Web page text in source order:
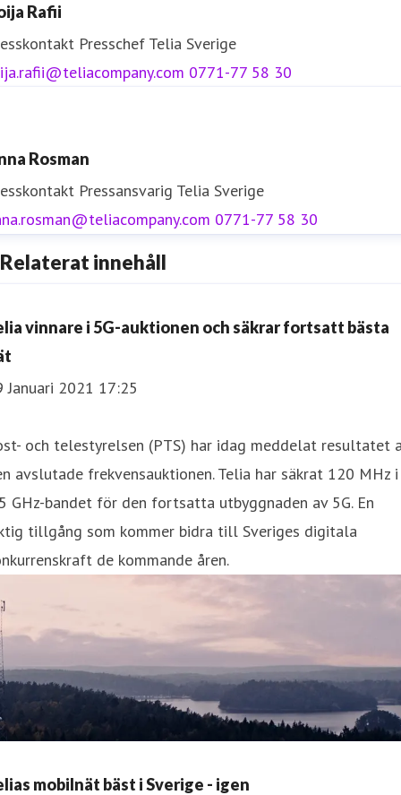
Rafii
Presschef Telia Sverige
0771-77 58 30
Rosman
Pressansvarig Telia Sverige
0771-77 58 30
Relaterat innehåll
vinnare i 5G-auktionen och säkrar fortsatt bästa
Januari 2021 17:25
och telestyrelsen (PTS) har idag meddelat resultatet
avslutade frekvensauktionen. Telia har säkrat 120 MHz i
GHz-bandet för den fortsatta utbyggnaden av 5G. En
tillgång som kommer bidra till Sveriges digitala
de kommande åren.
mobilnät bäst i Sverige - igen